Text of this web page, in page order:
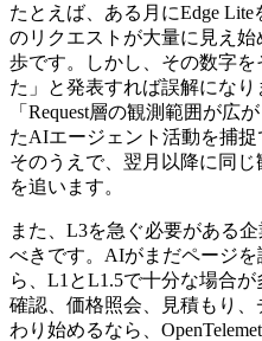
たとえば、ある月にEdge Lite
のリクエストが大量に見え
歩です。しかし、その数字
た」と発表すれば誤解になり
「Request層の観測範囲が広
たAIエージェント活動を捕捉
そのうえで、翌月以降に同じ
を追います。
また、L3を急ぐ必要がある
べきです。AIがまだページ
ら、L1とL1.5で十分な場合
確認、価格照会、見積もり
わり始めるなら、